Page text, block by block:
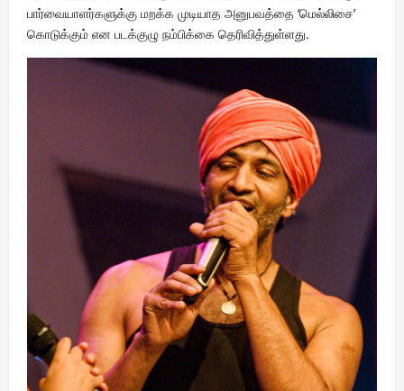
பார்வையாளர்களுக்கு மறக்க முடியாத அனுபவத்தை ‘மெல்லிசை’
கொடுக்கும் என படக்குழு நம்பிக்கை தெரிவித்துள்ளது.